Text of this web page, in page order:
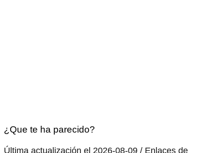
¿Que te ha parecido?
Última actualización el 2026-08-09 / Enlaces de